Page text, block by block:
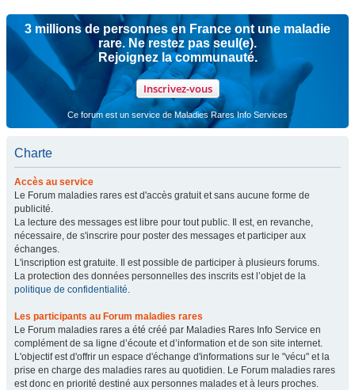
3 millions de personnes en France ont une maladie
rare. Ne restez pas seul(e).
Rejoignez la communauté.
Inscrivez-vous
Ce forum est un service de Maladies Rares Info Services
Charte
Accès au service
Le Forum maladies rares est d'accès gratuit et sans aucune forme de
publicité.
La lecture des messages est libre pour tout public. Il est, en revanche,
nécessaire, de s'inscrire pour poster des messages et participer aux
échanges.
L'inscription est gratuite. Il est possible de participer à plusieurs forums.
La protection des données personnelles des inscrits est l’objet de la
politique de confidentialité.
Les participants au Forum maladies rares
Le Forum maladies rares a été créé par Maladies Rares Info Service en
complément de sa ligne d’écoute et d’information et de son site internet.
L'objectif est d'offrir un espace d'échange d'informations sur le "vécu" et la
prise en charge des maladies rares au quotidien. Le Forum maladies rares
est donc en priorité destiné aux personnes malades et à leurs proches.